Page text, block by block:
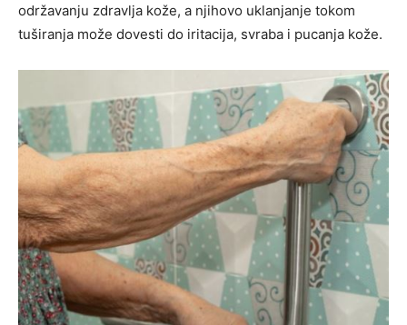
održavanju zdravlja kože, a njihovo uklanjanje tokom
tuširanja može dovesti do iritacija, svraba i pucanja kože.